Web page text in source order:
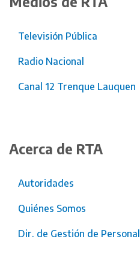
Televisión Pública
Radio Nacional
Canal 12 Trenque Lauquen
Acerca de RTA
Autoridades
Quiénes Somos
Dir. de Gestión de Personal